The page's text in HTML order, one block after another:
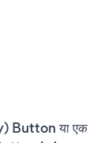
Button या एक